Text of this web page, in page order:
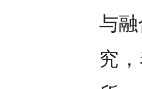
与
究